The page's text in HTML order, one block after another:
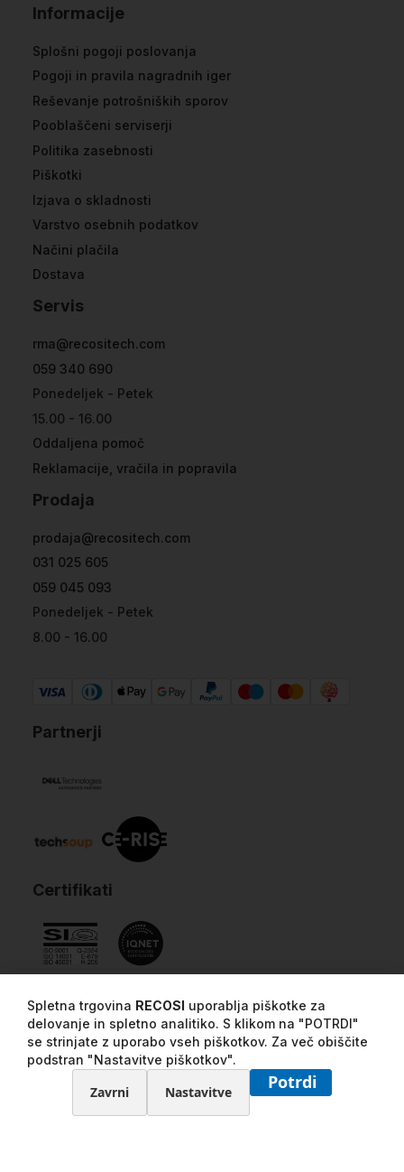
Informacije
Splošni pogoji poslovanja
Pogoji in pravila nagradnih iger
Reševanje potrošniških sporov
Pooblaščeni serviserji
Politika zasebnosti
Piškotki
Izjava o skladnosti
Varstvo osebnih podatkov
Načini plačila
Dostava
Servis
rma@recositech.com
059 340 690
Ponedeljek - Petek
15.00 - 16.00
Oddaljena pomoč
Reklamacije, vračila in popravila
Prodaja
prodaja@recositech.com
031 025 605
059 045 093
Ponedeljek - Petek
8.00 - 16.00
Partnerji
Certifikati
Spletna trgovina RECOSI uporablja piškotke za
delovanje in spletno analitiko. S klikom na "POTRDI"
se strinjate z uporabo vseh piškotkov. Za več obiščite
podstran "Nastavitve piškotkov".
Zavrni Nastavitve Potrdi